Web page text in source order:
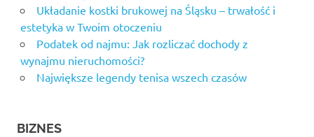
Układanie kostki brukowej na Śląsku – trwałość i
estetyka w Twoim otoczeniu
Podatek od najmu: Jak rozliczać dochody z
wynajmu nieruchomości?
Największe legendy tenisa wszech czasów
BIZNES